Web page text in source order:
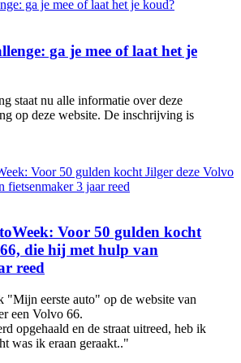
ga je mee of laat het je
staat nu alle informatie over deze
op deze website. De inschrijving is
Voor 50 gulden kocht
die hij met hulp van
reed
"Mijn eerste auto" op de website van
een Volvo 66.
opgehaald en de straat uitreed, heb ik
was ik eraan geraakt.."